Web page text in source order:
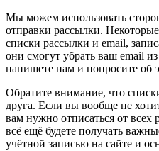
Мы можем использовать
отправки рассылки.
списки рассылки и email,
они смогут убрать ваш email
напишете нам и попросите об
Обратите внимание, что
друга. Если вы вообще не
вам нужно отписаться от
всё ещё будете получать
учётной записью на сайте и